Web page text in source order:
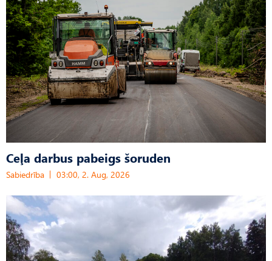
Ceļa darbus pabeigs šoruden
Sabiedrība 03:00, 2. Aug, 2026